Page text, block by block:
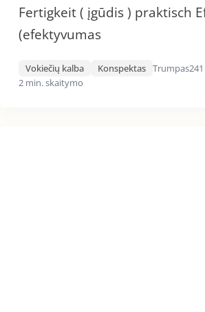
Fertigkeit ( įgūdis ) praktisch
(efektyvumas
Vokiečių kalba Konspektas Trumpas
2 min. skaitymo